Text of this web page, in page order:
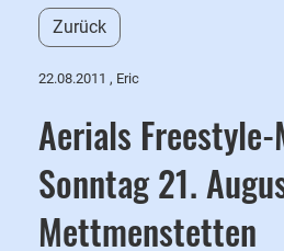
Zurück
22.08.2011 , Eric
Aerials
Sonntag 21.
Mettmenstetten